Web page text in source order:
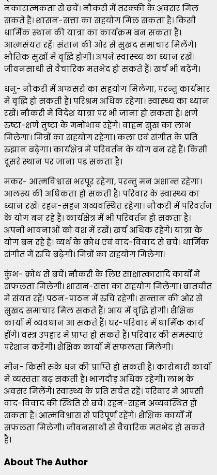
नकारात्मकता से बचें। नौकरी में तरक्की के अवसर मिल
सकते हैं। शासन-सत्ता का सहयोग मिल सकता है। किसी
धार्मिक स्थान की यात्रा का कार्यक्रम बन सकता है।
आत्मसंयत रहें। संतान की ओर से सुखद समाचार मिलेंगे।
भौतिक सुखों में वृद्धि होगी। अपने स्‍वास्‍थ्‍य का ध्‍यान रखें।
जीवनसाथी से वैचारिक मतभेद हो सकते हैं। खर्च भी बढ़ेंगे।
धनु- नौकरी में अफसरों का सहयोग मिलेगा, परन्तु कार्यभार
में वृद्धि हो सकती है। परिश्रम अधिक रहेगा। स्वास्थ्य का ध्यान
रखें। नौकरी में विदेश यात्रा पर भी जाना हो सकता है। क्षणे
रुष्टा-क्षणे तुष्टा के मनोभाव रहेंगे। वाहन सुख का लाभ
मिलेगा। मित्रों का सहयोग रहेगा। कला एवं संगीत के प्रति
रुझान बढ़ेगा। कार्यक्षेत्र में परिवर्तन के योग बन रहे हैं। किसी
दूसरे स्थान पर जाना पड़ सकता है।
मकर- आत्मविश्वास भरपूर रहेगा, परन्तु मन अशान्त रहेगा।
आलस्य की अधिकता हो सकती है। परिवार के स्वास्थ्य का
ध्यान रखें। रहन-सहन अव्यवस्थित रहेगा। नौकरी में परिवर्तन
के योग बन रहे हैं। कार्यक्षेत्र में भी परिवर्तन हो सकता है।
अपनी भावनाओं को वश में रखें। खर्च अधिक रहेंगे। यात्रा के
योग बन रहे हैं। व्यर्थ के क्रोध एवं वाद-विवाद से बचें। धार्मिक
संगीत में रुचि बढ़ेगी। मित्रों का सहयोग मिलेगा।
कुंभ- क्रोध से बचें। नौकरी के लिए साक्षात्कारादि कार्यों में
सफलता मिलेगी। शासन-सत्ता का सहयोग मिलेगा। बातचीत
में संयत रहें। पठन-पाठन में रुचि रहेगी। सन्तान की ओर से
सुखद समाचार मिल सकते हैं। आय में वृद्धि होगी। शैक्षिक
कार्यों में व्यवधान आ सकते हैं। घर-परिवार में धार्मिक कार्य
होंगे। वस्त्र उपहार में प्राप्त हो सकते हैं। परिवार की समस्याएं
परेशान करेंगी। शैक्षिक कार्यों में सफलता मिलेगी।
मीन- किसी रुके धन की प्राप्ति हो सकती है। कारोबारी कार्यों
में व्यस्तता बढ़ सकती है। भागदौड़ अधिक रहेगी। लाभ के
अवसर मिलेंगे। स्वास्थ्य के प्रति सचेत रहें। परिवार में आपसी
वाद-विवाद की स्थिति से बचें। रहन-सहन अव्यवस्थित हो
सकता है। आत्मविश्वास से परिपूर्ण रहेंगे। शैक्षिक कार्यों में
सफलता मिलेगी। जीवनसाथी से वैचारिक मतभेद हो सकते
हैं।
About The Author